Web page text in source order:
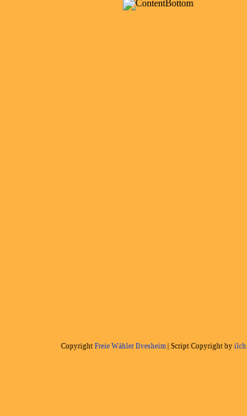
Copyright Freie Wähler Ilvesheim | Script Copyright by